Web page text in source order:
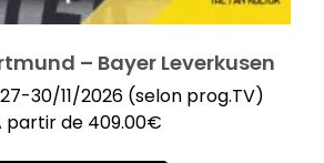
– Bayer Leverkusen
30/11/2026 (selon prog.TV)
partir de 409.00€